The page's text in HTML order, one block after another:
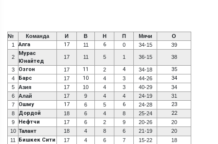
№ Команда И В Н П Мячи
О
1
Алга 17 11 6 0 34-15 39
2
Мурас
Юнайтед
17 11 5 1 36-15 38
3 Озгон 17 11 2 4 34-18 35
4 Барс 17 10 4 3 44-26 34
5 Азия 17 10 4 3 40-29
34
6
Алай 17 9 4 4 24-19
31
7
Ошму 17 6 5 6 24-28 23
8 Дордой 18 6 4 8 25-24 22
9 Нефтчи 17 6 2 9 20-26
20
10 Талант 18 4 8 6 21-19
20
11
Бишкек Сити 17 4 6 7 15-22
18